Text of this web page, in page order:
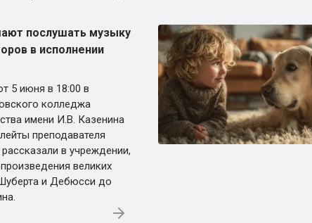
послушать музыку
в исполнении
5 июня в 18:00 в
колледжа
имени И.В. Казенина
преподавателя
в учреждении,
великих
и Дебюсси до